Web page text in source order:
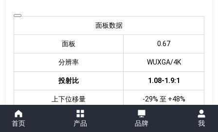
面板数据
面板 0.67
分辨率 WUXGA/4K
投射比 1.08-1.9:1
上下位移量 -29% 至 +48%
左右位移量
首页 产品 品牌 我